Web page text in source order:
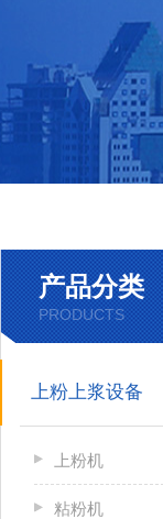
产品分类
PRODUCTS
上粉上浆设备
上粉机
粘粉机